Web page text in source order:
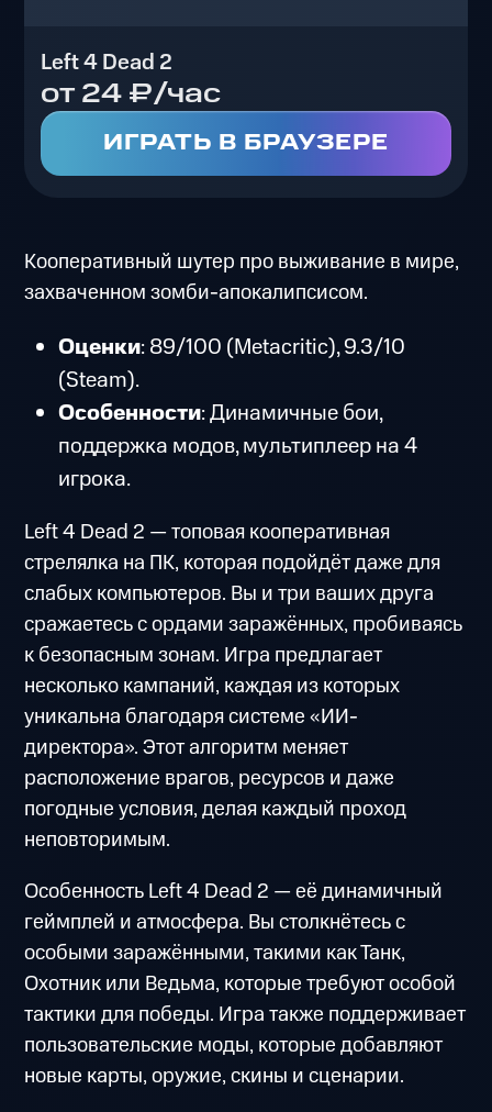
Left 4 Dead 2
от 24 ₽/час
ИГРАТЬ В БРАУЗЕРЕ
Кооперативный шутер про выживание в мире,
захваченном зомби-апокалипсисом.
Оценки: 89/100 (Metacritic), 9.3/10
(Steam).
Особенности: Динамичные бои,
поддержка модов, мультиплеер на 4
игрока.
Left 4 Dead 2 — топовая кооперативная
стрелялка на ПК, которая подойдёт даже для
слабых компьютеров. Вы и три ваших друга
сражаетесь с ордами заражённых, пробиваясь
к безопасным зонам. Игра предлагает
несколько кампаний, каждая из которых
уникальна благодаря системе «ИИ-
директора». Этот алгоритм меняет
расположение врагов, ресурсов и даже
погодные условия, делая каждый проход
неповторимым.
Особенность Left 4 Dead 2 — её динамичный
геймплей и атмосфера. Вы столкнётесь с
особыми заражёнными, такими как Танк,
Охотник или Ведьма, которые требуют особой
тактики для победы. Игра также поддерживает
пользовательские моды, которые добавляют
новые карты, оружие, скины и сценарии.